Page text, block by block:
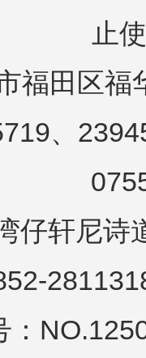
止
福田区
、
仔轩尼诗
：